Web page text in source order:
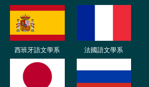
西班牙語文學系 法國語文學系